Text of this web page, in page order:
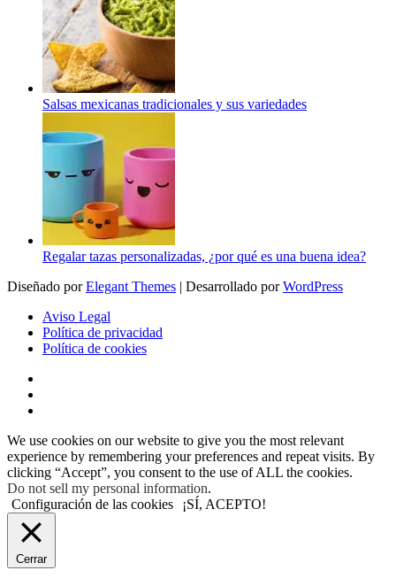
Salsas mexicanas tradicionales y sus variedades
Regalar tazas personalizadas, ¿por qué es una buena idea?
Diseñado porElegant Themes | Desarrollado porWordPress
Aviso Legal
Política de privacidad
Política de cookies
We use cookies on our website to give you the most relevant
experience by remembering your preferences and repeat visits. By
clicking “Accept”, you consent to the use of ALL the cookies.
Do not sell my personal information.
Configuración de las cookies
¡SÍ, ACEPTO!
Cerrar